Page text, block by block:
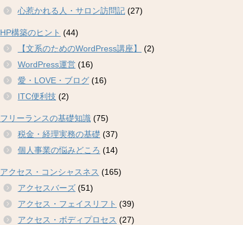
心惹かれる人・サロン訪問記 (27)
HP構築のヒント (44)
【文系のためのWordPress講座】
(2)
WordPress運営 (16)
愛・LOVE・ブログ (16)
ITC便利技 (2)
フリーランスの基礎知識 (75)
税金・経理実務の基礎 (37)
個人事業の悩みどころ (14)
アクセス・コンシャスネス (165)
アクセスバーズ (51)
アクセス・フェイスリフト (39)
アクセス・ボディプロセス (27)